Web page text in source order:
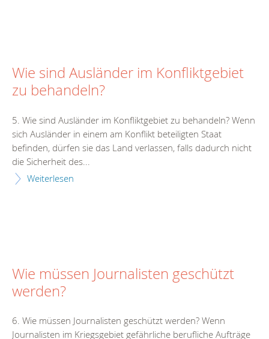
Wie sind Ausländer im Konfliktgebiet
zu behandeln?
5. Wie sind Ausländer im Konfliktgebiet zu behandeln? Wenn
sich Ausländer in einem am Konflikt beteiligten Staat
befinden, dürfen sie das Land verlassen, falls dadurch nicht
die Sicherheit des...
Weiterlesen
Wie müssen Journalisten geschützt
werden?
6. Wie müssen Journalisten geschützt werden? Wenn
Journalisten im Kriegsgebiet gefährliche berufliche Aufträge